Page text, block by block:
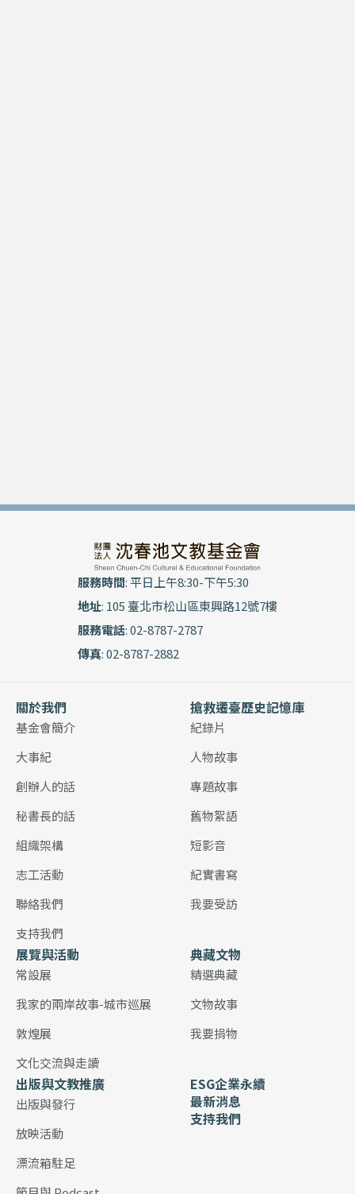
服務時間: 平日上午8:30-下午5:30
地址: 105 臺北市松山區東興路12號7樓
服務電話: 02-8787-2787
傳真: 02-8787-2882
關於我們
基金會簡介
大事紀
創辦人的話
秘書長的話
組織架構
志工活動
聯絡我們
支持我們
搶救遷臺歷史記憶庫
紀錄片
人物故事
專題故事
舊物絮語
短影音
紀實書寫
我要受訪
展覽與活動
常設展
我家的兩岸故事-城市巡展
敦煌展
文化交流與走讀
典藏文物
精選典藏
文物故事
我要捐物
出版與文教推廣
出版與發行
放映活動
漂流箱駐足
ESG企業永續
最新消息
支持我們